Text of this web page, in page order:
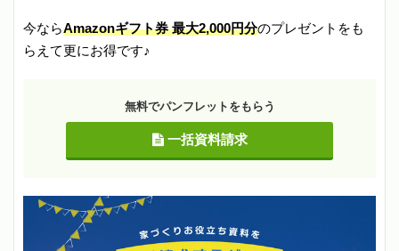
今ならAmazonギフト券 最大2,000円分のプレゼントをも
らえて更にお得です♪
無料でパンフレットをもらう
一括資料請求